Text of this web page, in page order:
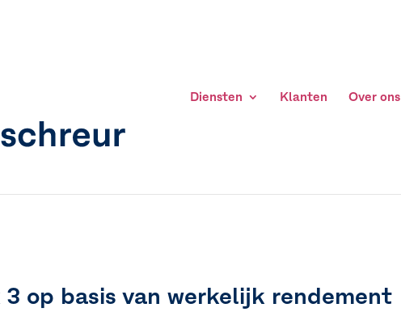
Diensten Klanten Over ons
op basis van werkelijk rendement